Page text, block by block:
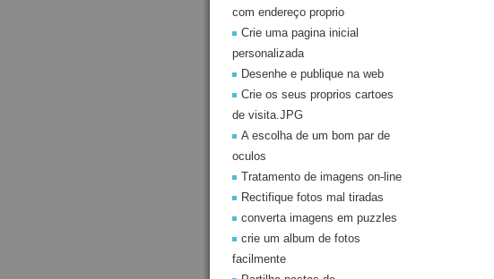
com endereço proprio
Crie uma pagina inicial
personalizada
Desenhe e publique na web
Crie os seus proprios cartoes
de visita.JPG
A escolha de um bom par de
oculos
Tratamento de imagens on-line
Rectifique fotos mal tiradas
converta imagens em puzzles
crie um album de fotos
facilmente